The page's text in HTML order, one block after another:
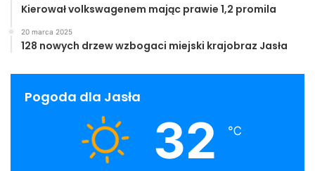
Kierował volkswagenem mając prawie 1,2 promila
20 marca 2025
128 nowych drzew wzbogaci miejski krajobraz Jasła
Pogoda dla Jasła
32 ℃